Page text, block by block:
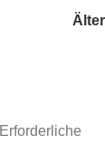
Älter
Erforderliche